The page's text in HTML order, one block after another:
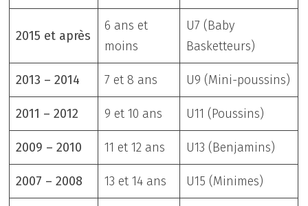
2015 et après
6 ans et
moins
U7 (Baby
Basketteurs)
2013 – 2014 7 et 8 ans U9 (Mini-poussins)
2011 – 2012 9 et 10 ans U11 (Poussins)
2009 – 2010 11 et 12 ans U13 (Benjamins)
2007 – 2008 13 et 14 ans U15 (Minimes)